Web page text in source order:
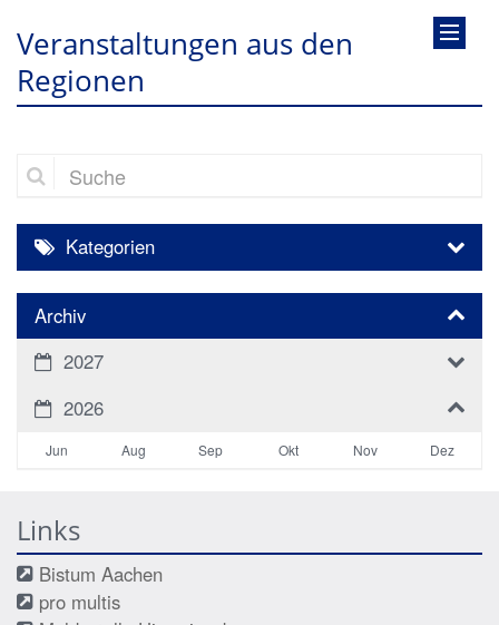
Veranstaltungen aus den
Regionen
Suche
Kategorien
Archiv
2027
2026
Jun Aug Sep Okt Nov Dez
Links
Bistum Aachen
pro multis